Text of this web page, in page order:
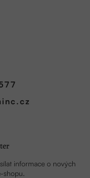
informace o nových
shopu.